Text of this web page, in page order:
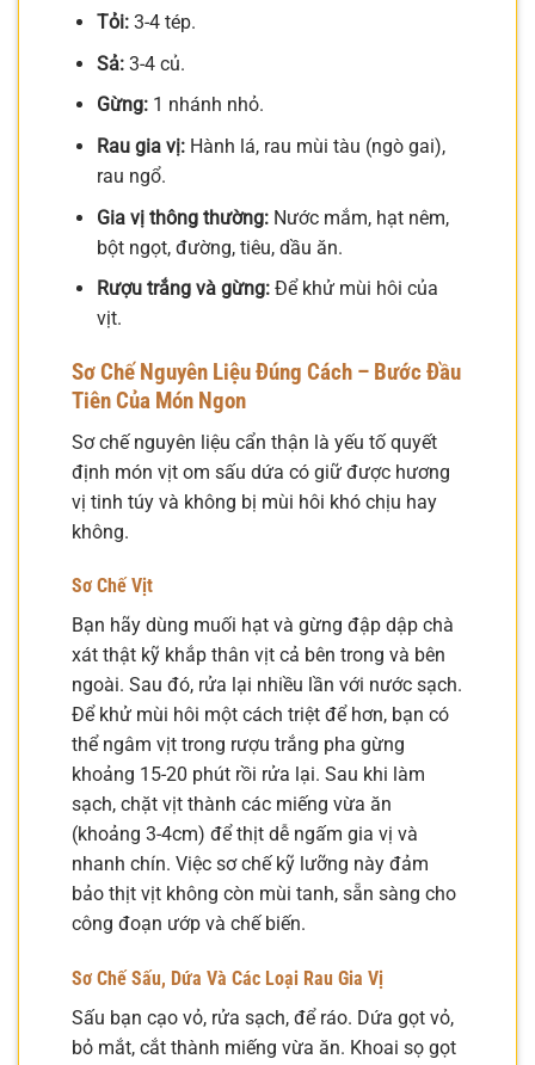
Tỏi:3-4 tép.
Sả:3-4 củ.
Gừng:1 nhánh nhỏ.
Rau gia vị:Hành lá, rau mùi tàu (ngò gai),
rau ngổ.
Gia vị thông thường:Nước mắm, hạt nêm,
bột ngọt, đường, tiêu, dầu ăn.
Rượu trắng và gừng:Để khử mùi hôi của
vịt.
Sơ Chế Nguyên Liệu Đúng Cách – Bước Đầu
Tiên Của Món Ngon
Sơ chế nguyên liệu cẩn thận là yếu tố quyết
định món vịt om sấu dứa có giữ được hương
vị tinh túy và không bị mùi hôi khó chịu hay
không.
Sơ Chế Vịt
Bạn hãy dùng muối hạt và gừng đập dập chà
xát thật kỹ khắp thân vịt cả bên trong và bên
ngoài. Sau đó, rửa lại nhiều lần với nước sạch.
Để khử mùi hôi một cách triệt để hơn, bạn có
thể ngâm vịt trong rượu trắng pha gừng
khoảng 15-20 phút rồi rửa lại. Sau khi làm
sạch, chặt vịt thành các miếng vừa ăn
(khoảng 3-4cm) để thịt dễ ngấm gia vị và
nhanh chín. Việc sơ chế kỹ lưỡng này đảm
bảo thịt vịt không còn mùi tanh, sẵn sàng cho
công đoạn ướp và chế biến.
Sơ Chế Sấu, Dứa Và Các Loại Rau Gia Vị
Sấu bạn cạo vỏ, rửa sạch, để ráo. Dứa gọt vỏ,
bỏ mắt, cắt thành miếng vừa ăn. Khoai sọ gọt